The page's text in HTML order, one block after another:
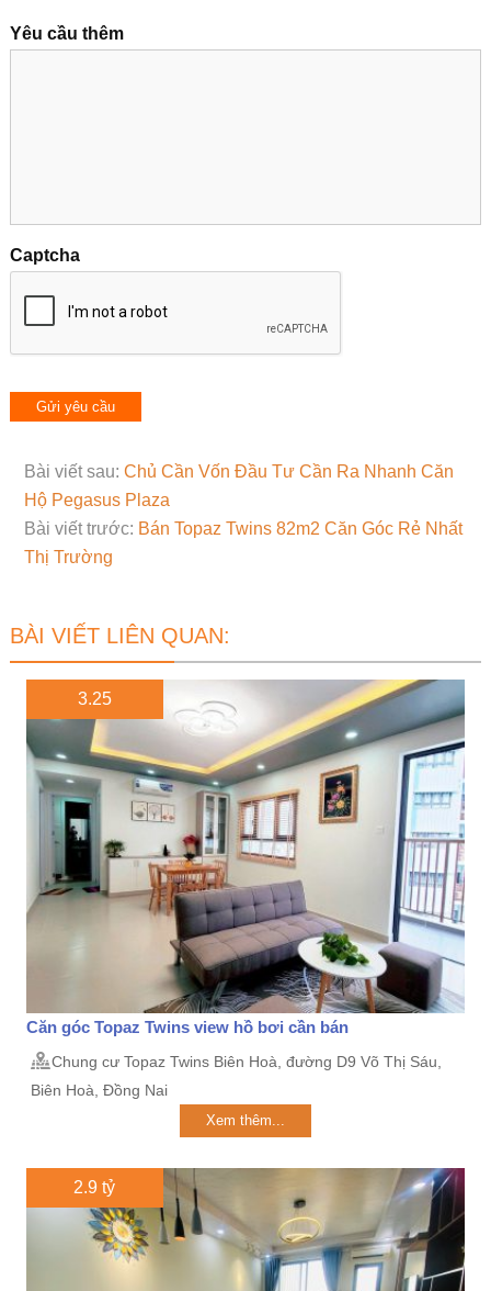
Yêu cầu thêm
Captcha
Bài viết sau: Chủ Cần Vốn Đầu Tư Cần Ra Nhanh Căn
Hộ Pegasus Plaza
Bài viết trước: Bán Topaz Twins 82m2 Căn Góc Rẻ Nhất
Thị Trường
BÀI VIẾT LIÊN QUAN:
3.25
Căn góc Topaz Twins view hồ bơi cần bán
Chung cư Topaz Twins Biên Hoà, đường D9 Võ Thị Sáu,
Biên Hoà, Đồng Nai
Xem thêm...
2.9 tỷ